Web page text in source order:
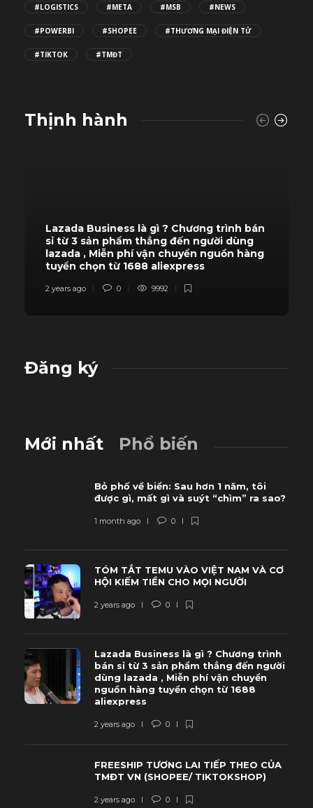
#LOGISTICS #META #MSB #NEWS
#POWERBI #SHOPEE #THƯƠNG MẠI ĐIỆN TỬ
#TIKTOK #TMĐT
Thịnh hành
Lazada Business là gì ? Chương trình bán
sỉ từ 3 sản phẩm thẳng đến người dùng
lazada , Miễn phí vận chuyển nguồn hàng
tuyển chọn từ 1688 aliexpress
2 years ago 0 9992
Đăng ký
Mới nhất Phổ biến
Bỏ phố về biển: Sau hơn 1 năm, tôi
được gì, mất gì và suýt “chìm” ra sao?
1 month ago 0
TÓM TẮT TEMU VÀO VIỆT NAM VÀ CƠ
HỘI KIẾM TIỀN CHO MỌI NGƯỜI
2 years ago 0
Lazada Business là gì ? Chương trình
bán sỉ từ 3 sản phẩm thẳng đến người
dùng lazada , Miễn phí vận chuyển
nguồn hàng tuyển chọn từ 1688
aliexpress
2 years ago 0
FREESHIP TƯƠNG LAI TIẾP THEO CỦA
TMĐT VN (SHOPEE/ TIKTOKSHOP)
2 years ago 0